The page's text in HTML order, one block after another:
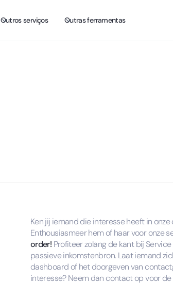
Outros serviços Outras ferramentas
Ken jij iemand die interesse heeft in
Enthousiasmeer hem of haar voor onze
order! Profiteer zolang de kant bij
passieve inkomstenbron. Laat iemand
dashboard of het doorgeven van
interesse? Neem dan contact op voor